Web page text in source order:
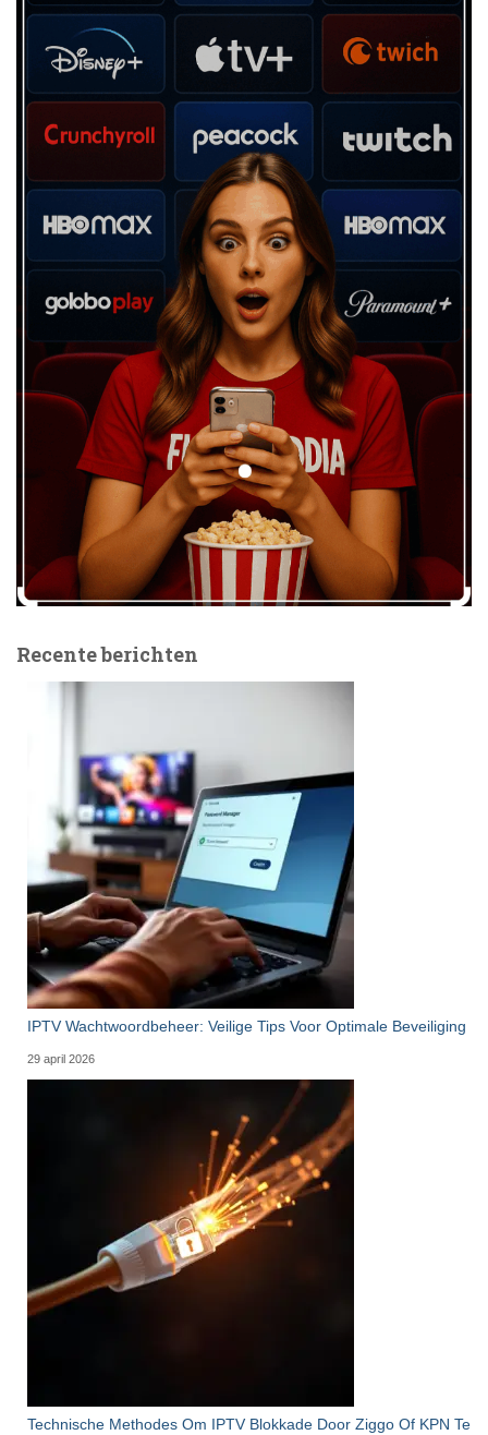
Recente berichten
IPTV Wachtwoordbeheer: Veilige Tips Voor Optimale Beveiliging
29 april 2026
Technische Methodes Om IPTV Blokkade Door Ziggo Of KPN Te